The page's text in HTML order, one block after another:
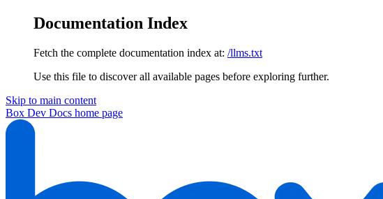
Documentation Index
Fetch the complete documentation index at: /llms.txt
Use this file to discover all available pages before exploring further.
Skip to main content
Box Dev Docs home page